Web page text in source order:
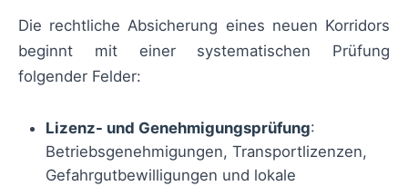
Die rechtliche Absicherung eines neuen Korridors
beginnt mit einer systematischen Prüfung
folgender Felder:
Lizenz- und Genehmigungsprüfung:
Betriebsgenehmigungen, Transportlizenzen,
Gefahrgutbewilligungen und lokale